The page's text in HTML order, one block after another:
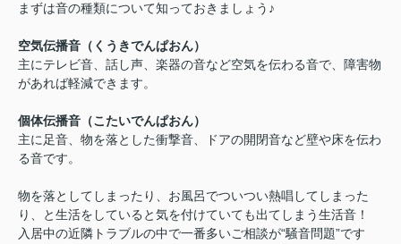
まずは音の種類について知っておきましょう♪
空気伝播音（くうきでんぱおん）
主にテレビ音、話し声、楽器の音など空気を伝わる音で、障害物
があれば軽減できます。
個体伝播音（こたいでんぱおん）
主に足音、物を落とした衝撃音、ドアの開閉音など壁や床を伝わ
る音です。
物を落としてしまったり、お風呂でついつい熱唱してしまった
り、と生活をしていると気を付けていても出てしまう生活音！
入居中の近隣トラブルの中で一番多いご相談が“騒音問題”です